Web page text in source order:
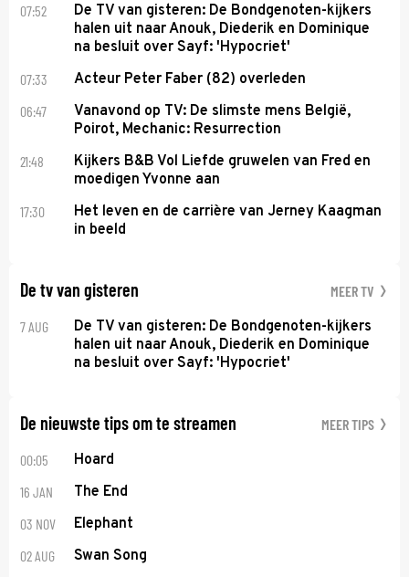
07:52
De TV van gisteren: De Bondgenoten-kijkers
halen uit naar Anouk, Diederik en Dominique
na besluit over Sayf: 'Hypocriet'
07:33 Acteur Peter Faber (82) overleden
06:47
Vanavond op TV: De slimste mens België,
Poirot, Mechanic: Resurrection
21:48
Kijkers B&B Vol Liefde gruwelen van Fred en
moedigen Yvonne aan
17:30
Het leven en de carrière van Jerney Kaagman
in beeld
De tv van gisteren MEER TV
7 AUG
De TV van gisteren: De Bondgenoten-kijkers
halen uit naar Anouk, Diederik en Dominique
na besluit over Sayf: 'Hypocriet'
De nieuwste tips om te streamen MEER TIPS
00:05 Hoard
16 JAN The End
03 NOV Elephant
02 AUG Swan Song